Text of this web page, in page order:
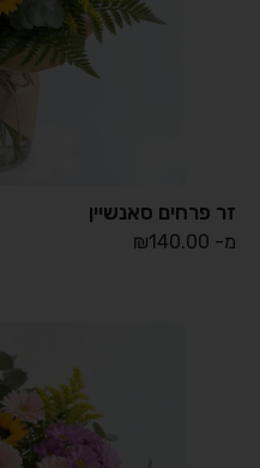
זר פרחים סאנשיין
מ- ₪140.00